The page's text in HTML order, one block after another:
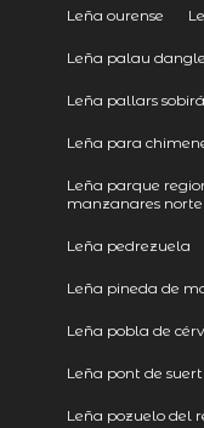
Leña ourense
Leña palau
Leña pallars sobirá
Leña para
Leña parque
manzanares norte
Leña pedrezuela
Leña pineda de
Leña pobla de
Leña pont de suert
Leña pozuelo del